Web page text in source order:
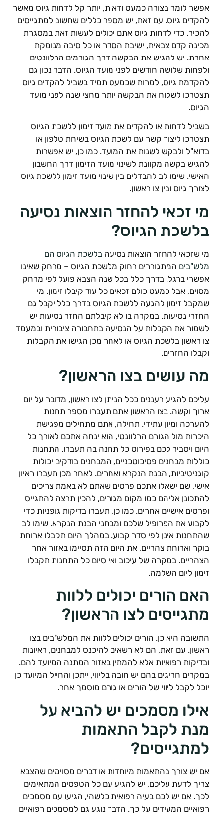
לומר בצורה כמעט ודאית, יותר קל לדחות גיוס מאשר
גיוס. עם זאת, יש מספר כללים שחשוב למתגייסים
כדי לדחות גיוס אתם יכולים לעשות זאת במסגרת
קדם צבאית, ישיבת הסדר או כל סיבה מנומקת
יש להגיש את הבקשה דרך הגורמים הרלוונטים
שלושה חודשים לפני מועד הגיוס. הדבר נכון גם
גיוס, למרות שכמעט תמיד בשביל להקדים גיוס
לשלוח את הבקשה יותר מחצי שנה לפני מועד
לדחות או להקדים את מועד זימון ללשכת הגיוס
ליצור קשר עם לשכת הגיוס בשיחת טלפון או
ולבקש לשנות את המועד. כמו כן, יש אפשרות
בקשה מקוונת לשינוי מועד הזימון דרך החשבון
שימו לב להבדלים בין שינוי מועד זימון ללשכת גיוס
גיוס ובין צו ראשון.
זכאי להחזר הוצאות נסיעה
הגיוס?
שזכאי להחזר הוצאות נסיעהבלשכת הגיוס הם
המתגוררים רחוק מלשכת הגיוס – מרחק שאינו
ברגל. בדרך כלל בכל שנה הצבא פועל לפי מרחק
אבל כמעט כולם זכאים כל עוד קיבלו זימון. מי
זימון להגעה ללשכת הגיוס בדרך כלל יקבל גם
נסיעות. במקרה בו לא קיבלתם החזר נסיעות יש
את הקבלות על הנסיעה בתחבורה ציבורית ובמעמד
ראשון בלשכת הגיוס או לאחר מכן הגישו את הקבלות
החזרים.
עושים בצו הראשון?
להגיע רעננים ככל הניתן לצו ראשון, מדובר על יום
וקשה. בצו הראשון אתם תעברו מספר תחנות
ומיון עתידי. תחילה, אתם מתחילים מפגישת
מול הגורם הרלוונטי, הוא ינחה אתכם לאורך כל
ויסביר לכם בפירוט כל תחנה בה תעברו. התחנות
מבחנים פסיכוטכניים, המבחנים בודקים יכולות
הבנת הנקרא ואחרים. לאחר מכן תעברו ראיון
שם ישאלו אתכם פרטים שאתם לא באמת צריכים
אליהם כמו מקום מגורים, להכין תרצה להתגייס
אישיים אחרים. כמו כן, תעברו בדיקות גופניות כדי
את הפרופיל שלכם ומבחני הבנת הנקרא. שימו לב
אינן לפי סדר קבוע. במהלך היום תקבלו ארוחת
וארוחת צהריים, את היום הזה תסיימו באזור אחר
במקרה של עיכוב ואי סיום כל התחנות תקבלו
ליום השלמה.
הורים יכולים ללוות
לצו הראשון?
היא כן. הורים יכולים ללוות את המלש"בים בצו
עם זאת, הם לא רשאים להיכנס למבחנים, ראיונות
רפואיות אלא להמתין באזור המתנה המיועד להם.
חריגים בהם יש חובה בליווי, ייתכן והחייל המיועד כן
לקבל ליווי של הורים או גורם מוסמך אחר.
מסמכים יש להביא על
לקבל התאמות
יש צורך בהתאמות מיוחדות או דברים מסוימים שהצבא
לדעת עליכם, יש להגיע עם כל הטפסים המתאימים
אם יש לכם בעיה רפואית כלשהי, הגיעו עם מסמכים
המעידים על כך. הדבר נוגע גם למסמכים רפואיים